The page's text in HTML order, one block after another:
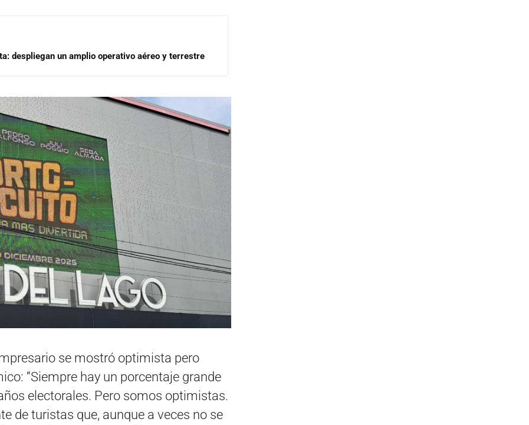
despliegan un amplio operativo aéreo y terrestre
se mostró optimista pero
“Siempre hay un porcentaje grande
electorales. Pero somos optimistas.
de turistas que, aunque a veces no se